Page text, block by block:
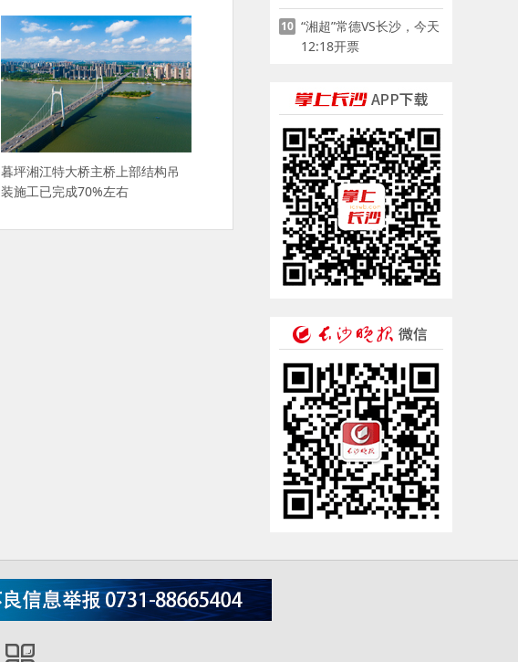
暮坪湘江特大桥主桥上部结构吊
装施工已完成70%左右
10 “湘超”常德VS长沙，今天
12:18开票